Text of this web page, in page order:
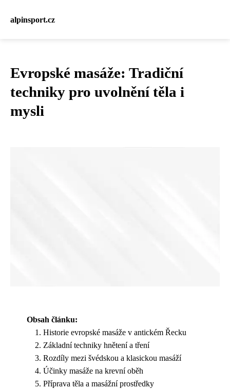
alpinsport.cz
Evropské masáže: Tradiční
techniky pro uvolnění těla i
mysli
Obsah článku:
Historie evropské masáže v antickém Řecku
Základní techniky hnětení a tření
Rozdíly mezi švédskou a klasickou masáží
Účinky masáže na krevní oběh
Příprava těla a masážní prostředky